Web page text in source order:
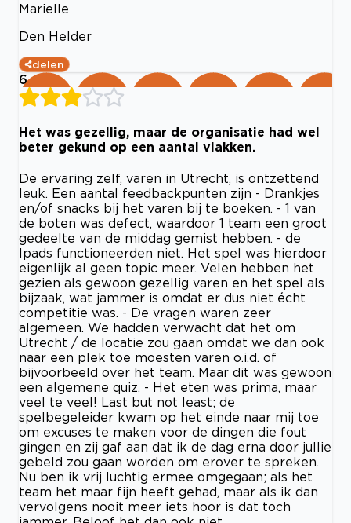
Marielle
Den Helder
delen
6
Het was gezellig, maar de organisatie had wel
beter gekund op een aantal vlakken.
De ervaring zelf, varen in Utrecht, is ontzettend
leuk. Een aantal feedbackpunten zijn - Drankjes
en/of snacks bij het varen bij te boeken. - 1 van
de boten was defect, waardoor 1 team een groot
gedeelte van de middag gemist hebben. - de
Ipads functioneerden niet. Het spel was hierdoor
eigenlijk al geen topic meer. Velen hebben het
gezien als gewoon gezellig varen en het spel als
bijzaak, wat jammer is omdat er dus niet écht
competitie was. - De vragen waren zeer
algemeen. We hadden verwacht dat het om
Utrecht / de locatie zou gaan omdat we dan ook
naar een plek toe moesten varen o.i.d. of
bijvoorbeeld over het team. Maar dit was gewoon
een algemene quiz. - Het eten was prima, maar
veel te veel! Last but not least; de
spelbegeleider kwam op het einde naar mij toe
om excuses te maken voor de dingen die fout
gingen en zij gaf aan dat ik de dag erna door jullie
gebeld zou gaan worden om erover te spreken.
Nu ben ik vrij luchtig ermee omgegaan; als het
team het maar fijn heeft gehad, maar als ik dan
vervolgens nooit meer iets hoor is dat toch